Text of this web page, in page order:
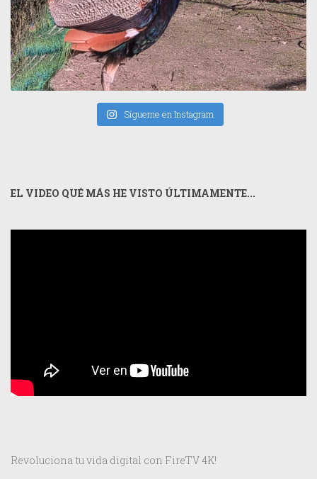
Sígueme en Instagram
EL VIDEO QUÉ MÁS HE VISTO ÚLTIMAMENTE...
Revoluciona tu vida digital con FireTV 4K!